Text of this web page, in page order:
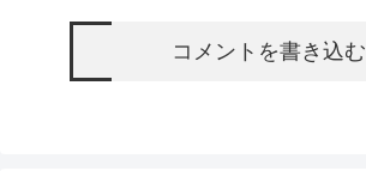
コメントを書き込む